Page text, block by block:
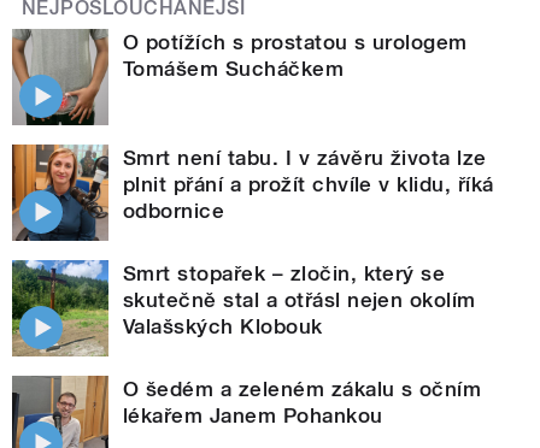
NEJPOSLOUCHANĚJŠÍ
O potížích s prostatou s urologem
Tomášem Sucháčkem
Smrt není tabu. I v závěru života lze
plnit přání a prožít chvíle v klidu, říká
odbornice
Smrt stopařek – zločin, který se
skutečně stal a otřásl nejen okolím
Valašských Klobouk
O šedém a zeleném zákalu s očním
lékařem Janem Pohankou